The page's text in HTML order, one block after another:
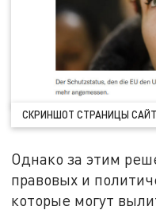
СКРИНШОТ СТРАНИЦЫ
Однако за этим
правовых и
которые могут